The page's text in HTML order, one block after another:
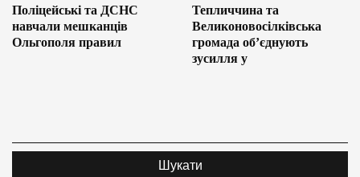
Поліцейські та ДСНС
навчали мешканців
Ольгополя правил
Тепличчина та
Великоновосілківська
громада об’єднують
зусилля у